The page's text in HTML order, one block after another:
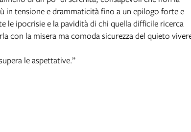
in tensione e drammaticità fino a un epilogo forte e
le ipocrisie e la pavidità di chi quella difficile ricerca
con la misera ma comoda sicurezza del quieto
le aspettative.”